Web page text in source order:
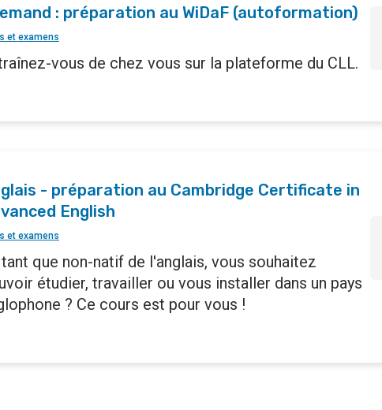
: préparation au WiDaF (autoformation)
et examens
vous de chez vous sur la plateforme du CLL.
- préparation au Cambridge Certificate in
English
et examens
tant que non-natif de l'anglais, vous souhaitez
étudier, travailler ou vous installer dans un pays
? Ce cours est pour vous !